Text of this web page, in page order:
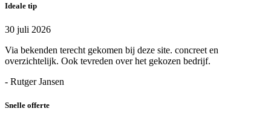
Ideale tip
30 juli 2026
Via bekenden terecht gekomen bij deze site. concreet en
overzichtelijk. Ook tevreden over het gekozen bedrijf.
- Rutger Jansen
Snelle offerte